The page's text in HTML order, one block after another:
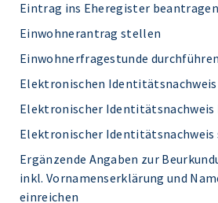
Eintrag ins Eheregister beantragen
Einwohnerantrag stellen
Einwohnerfragestunde durchführen
Elektronischen
Elektronischer Identitätsnachweis
Elektronischer Identitätsnachweis
Ergänzende Angaben zur
inkl. Vornamenserklärung und
einreichen